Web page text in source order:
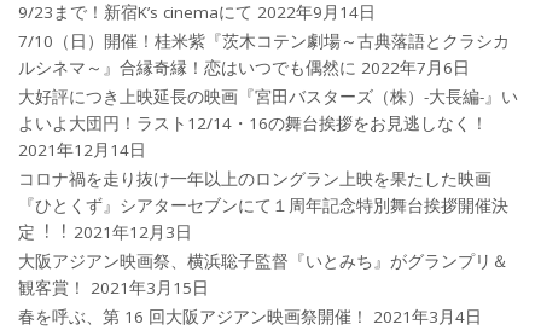
9/23まで！新宿K’s cinemaにて 2022年9月14日
7/10（日）開催！桂米紫『茨木コテン劇場～古典落語とクラシカ
ルシネマ～』合縁奇縁！恋はいつでも偶然に 2022年7月6日
大好評につき上映延長の映画『宮田バスターズ（株）-大長編-』い
よいよ大団円！ラスト12/14・16の舞台挨拶をお見逃しなく！
2021年12月14日
コロナ禍を⾛り抜け⼀年以上のロングラン上映を果たした映画
『ひとくず』シアターセブンにて１周年記念特別舞台挨拶開催決
定︕︕ 2021年12月3日
大阪アジアン映画祭、横浜聡子監督『いとみち』がグランプリ＆
観客賞！
2021年3月15日
春を呼ぶ、第 16 回大阪アジアン映画祭開催！
2021年3月4日